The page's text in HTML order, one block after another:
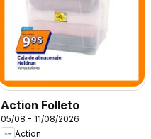
Action Folleto
05/08 - 11/08/2026
Action